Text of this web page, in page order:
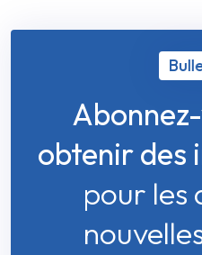
obtenir des
pour les